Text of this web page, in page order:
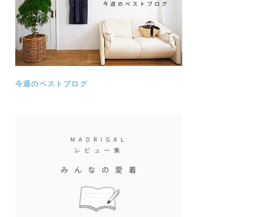
今週のベストブログ